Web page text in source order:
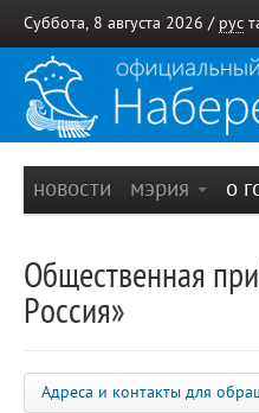
Суббота, 8 августа 2026 / рус
новости мэрия о
Общественная
Россия»
Адреса и контакты для